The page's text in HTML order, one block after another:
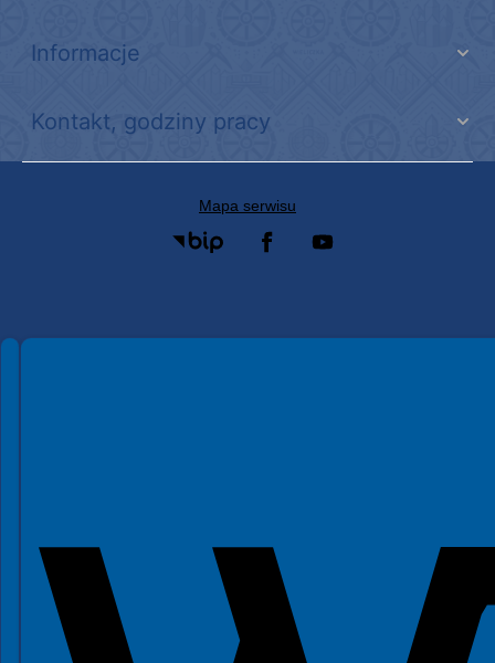
Informacje
Kontakt, godziny pracy
Mapa serwisu
Spełniamy standardy WCAG 2.2
Spełniamy standardy W3C